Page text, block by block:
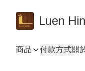
Luen
商品 付款方式關